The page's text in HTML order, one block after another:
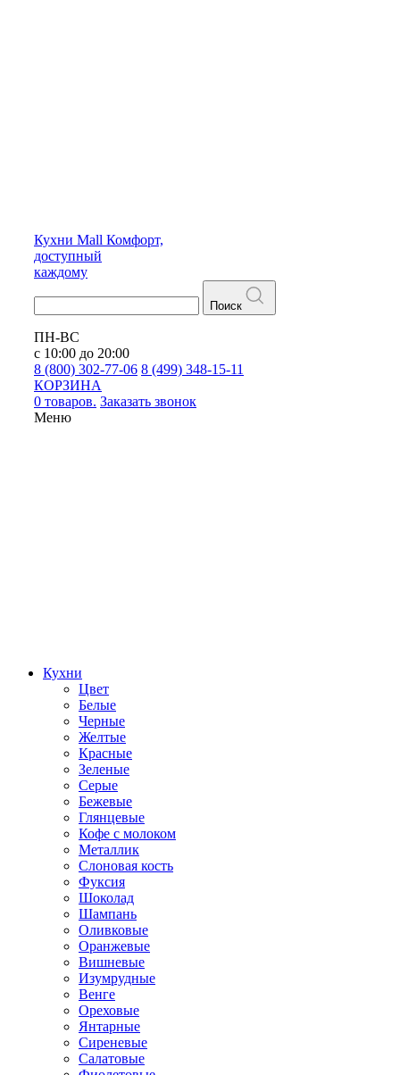
Кухни Mall Комфорт,
доступный
каждому
Поиск
ПН-ВС
с 10:00 до 20:00
8 (800) 302-77-06 8 (499) 348-15-11
КОРЗИНА
0 товаров. Заказать звонок
Меню
Кухни
Цвет
Белые
Черные
Желтые
Красные
Зеленые
Серые
Бежевые
Глянцевые
Кофе с молоком
Металлик
Слоновая кость
Фуксия
Шоколад
Шампань
Оливковые
Оранжевые
Вишневые
Изумрудные
Венге
Ореховые
Янтарные
Сиреневые
Салатовые